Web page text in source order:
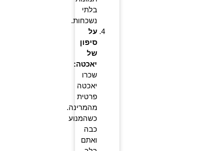
בלתי
נשכחות.
על
סיפון
של
יאכטה:
שכרו
יאכטה
פרטית
מהמרינה.
כשהמנוע
כבה
ואתם